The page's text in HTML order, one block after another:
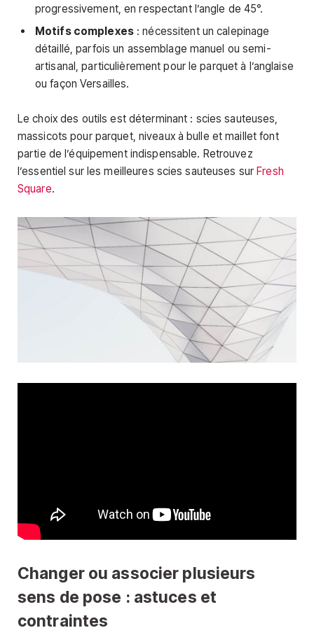
progressivement, en respectant l’angle de 45°.
Motifs complexes: nécessitent un calepinage
détaillé, parfois un assemblage manuel ou semi-
artisanal, particulièrement pour le parquet à l’anglaise
ou façon Versailles.
Le choix des outils est déterminant : scies sauteuses,
massicots pour parquet, niveaux à bulle et maillet font
partie de l’équipement indispensable. Retrouvez
l’essentiel sur les meilleures scies sauteuses sur Fresh
Square.
Changer ou associer plusieurs
sens de pose : astuces et
contraintes